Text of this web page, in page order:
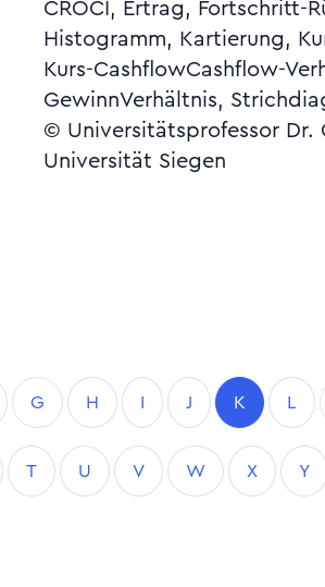
GewinnVerhältnis,
© Universitätsprofessor Dr.
Universität Siegen
G H I J K L
T U V W X Y